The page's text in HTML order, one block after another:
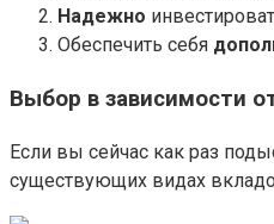
Надежно
Обеспечить себя
Выбор в зависимости
Если вы сейчас как раз
существующих видах